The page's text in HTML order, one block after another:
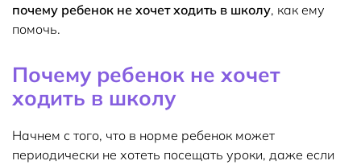
почему ребенок не хочет ходить в школу, как ему
помочь.
Почему ребенок не хочет
ходить в школу
Начнем с того, что в норме ребенок может
периодически не хотеть посещать уроки, даже если